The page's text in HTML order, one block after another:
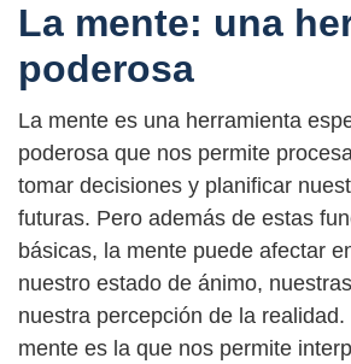
La mente: una
poderosa
La mente es una herramienta
poderosa que nos permite
tomar decisiones y planificar
futuras. Pero además de estas
básicas, la mente puede afectar
nuestro estado de ánimo,
nuestra percepción de la
mente es la que nos permite